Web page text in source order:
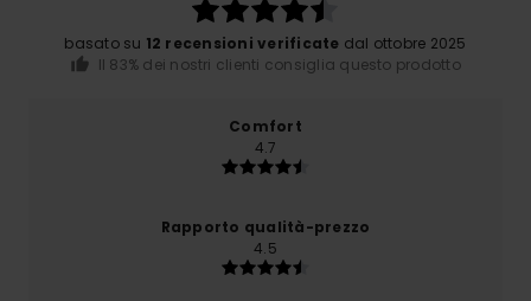
basato su 12 recensioni verificate dal ottobre 2025
Il 83% dei nostri clienti consiglia questo prodotto
Comfort
4.7
Rapporto qualità-prezzo
4.5